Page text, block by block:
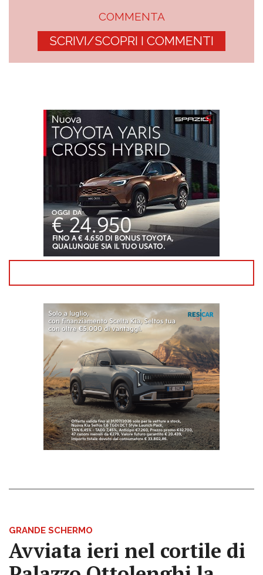
COMMENTA
SCRIVI/SCOPRI I COMMENTI
GRANDE SCHERMO
Avviata ieri nel cortile di